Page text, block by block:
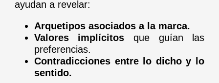
ayudan a revelar:
Arquetipos asociados a la marca.
Valores implícitos que guían las
preferencias.
Contradicciones entre lo dicho y lo
sentido.